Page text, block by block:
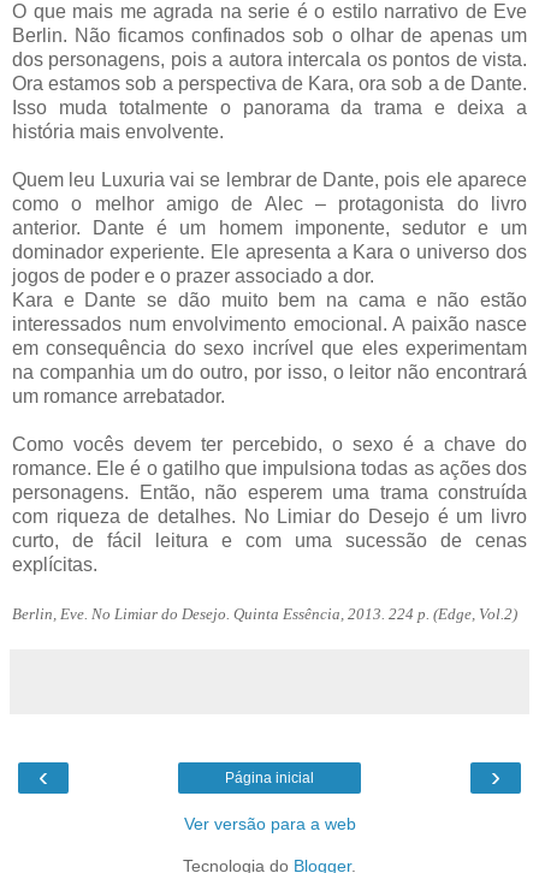
O que mais me agrada na serie é o estilo narrativo de Eve
Berlin. Não ficamos confinados sob o olhar de apenas um
dos personagens, pois a autora intercala os pontos de vista.
Ora estamos sob a perspectiva de Kara, ora sob a de Dante.
Isso muda totalmente o panorama da trama e deixa a
história mais envolvente.
Quem leu Luxuria vai se lembrar de Dante, pois ele aparece
como o melhor amigo de Alec – protagonista do livro
anterior. Dante é um homem imponente, sedutor e um
dominador experiente. Ele apresenta a Kara o universo dos
jogos de poder e o prazer associado a dor.
Kara e Dante se dão muito bem na cama e não estão
interessados num envolvimento emocional. A paixão nasce
em consequência do sexo incrível que eles experimentam
na companhia um do outro, por isso, o leitor não encontrará
um romance arrebatador.
Como vocês devem ter percebido, o sexo é a chave do
romance. Ele é o gatilho que impulsiona todas as ações dos
personagens. Então, não esperem uma trama construída
com riqueza de detalhes. No Limiar do Desejo é um livro
curto, de fácil leitura e com uma sucessão de cenas
explícitas.
Berlin, Eve. No Limiar do Desejo. Quinta Essência, 2013. 224 p. (Edge, Vol.2)
‹ ›
Página inicial
Ver versão para a web
Tecnologia do Blogger.